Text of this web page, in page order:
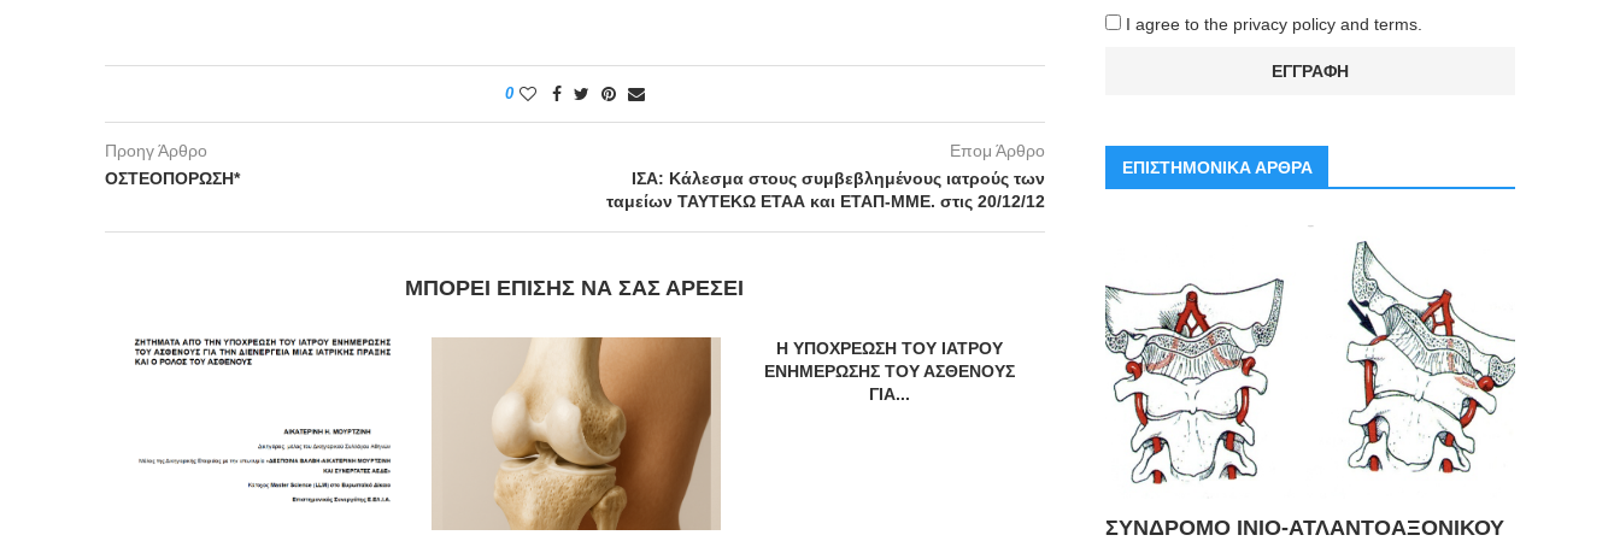
0
Προηγ Άρθρο
ΟΣΤΕΟΠΟΡΩΣΗ*
Επομ Άρθρο
ΙΣΑ: Κάλεσμα στους συμβεβλημένους ιατρούς των
ταμείων ΤΑΥΤΕΚΩ ΕΤΑΑ και ΕΤΑΠ-ΜΜΕ. στις 20/12/12
ΜΠΟΡΕΊ ΕΠΊΣΗΣ ΝΑ ΣΑΣ ΑΡΈΣΕΙ
Η ΥΠΟΧΡΕΩΣΗ ΤΟΥ ΙΑΤΡΟΥ
ΕΝΗΜΕΡΩΣΗΣ ΤΟΥ ΑΣΘΕΝΟΥΣ
ΓΙΑ...
I agree to the privacy policy and terms.
ΕΠΙΣΤΗΜΟΝΙΚΑ ΑΡΘΡΑ
ΣΥΝΔΡΟΜΟ ΙΝΙΟ-ΑΤΛΑΝΤΟΑΞΟΝΙΚΟΥ